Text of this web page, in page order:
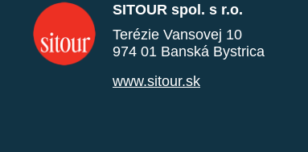
SITOUR spol. s r.o.
Terézie Vansovej 10
974 01 Banská Bystrica
www.sitour.sk